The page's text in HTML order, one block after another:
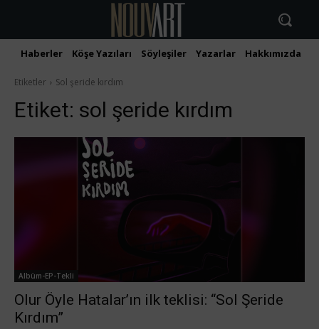
Haberler Köşe Yazıları Söyleşiler Yazarlar Hakkımızda
Etiketler Sol şeride kırdım
Etiket: sol şeride kırdım
Albüm-EP-Tekli
Olur Öyle Hatalar’ın ilk teklisi: “Sol Şeride
Kırdım”